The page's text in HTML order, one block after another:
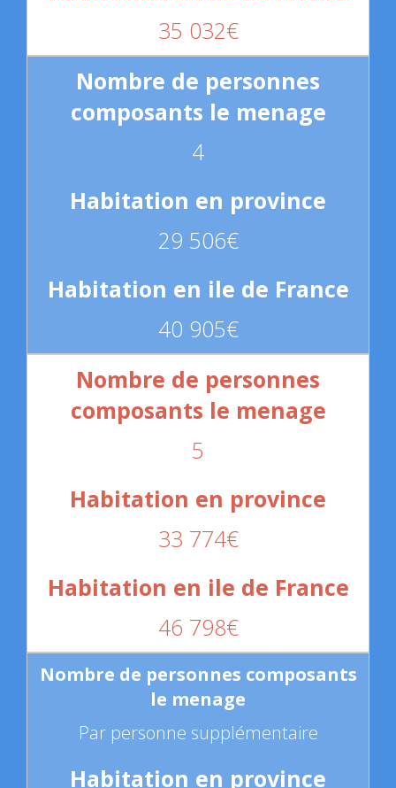
35 032€
4
29 506€
40 905€
5
33 774€
46 798€
Par personne supplémentaire